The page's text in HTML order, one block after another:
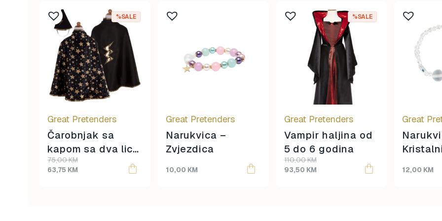
%SALE
Great Pretenders
Čarobnjak sa
kapom sa dva lica
od 4 do 6 godina
75,00KM
Original
price
63,75 KM
Current
price
Great Pretenders
Narukvica –
Zvjezdica
10,00 KM
%SALE
Great Pretenders
Vampir haljina od
5 do 6 godina
110,00KM
Original
price
93,50 KM
Current
price
Great
12,00 KM